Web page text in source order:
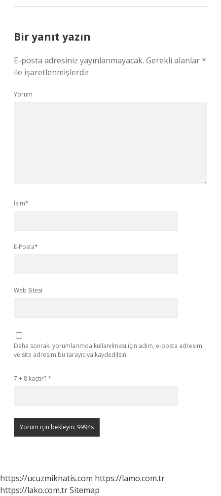
Bir yanıt yazın
E-posta adresiniz yayınlanmayacak. Gerekli alanlar*
ile işaretlenmişlerdir
Yorum
İsim*
E-Posta*
Web Sitesi
Daha sonraki yorumlarımda kullanılması için adım, e-posta adresim
ve site adresim bu tarayıcıya kaydedilsin.
7 + 8 kaçtır?*
https://ucuzmiknatis.com https://lamo.com.tr
https://lako.com.trSitemap